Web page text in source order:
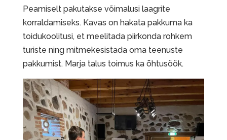
Peamiselt pakutakse võimalusi laagrite
korraldamiseks. Kavas on hakata pakkuma ka
toidukoolitusi, et meelitada piirkonda rohkem
turiste ning mitmekesistada oma teenuste
pakkumist. Marja talus toimus ka õhtusöök.